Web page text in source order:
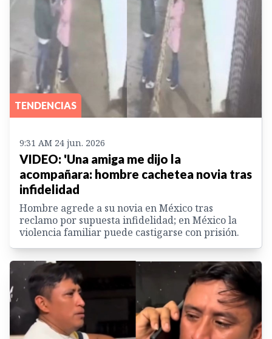
TENDENCIAS
9:31 AM 24 jun. 2026
VIDEO: 'Una amiga me dijo la
acompañara: hombre cachetea novia tras
infidelidad
Hombre agrede a su novia en México tras
reclamo por supuesta infidelidad; en México la
violencia familiar puede castigarse con prisión.